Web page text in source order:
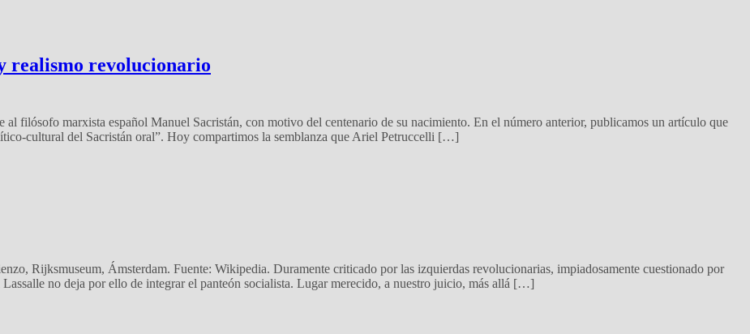
realismo revolucionario
filósofo marxista español Manuel Sacristán, con motivo del centenario de su nacimiento. En el número anterior, publicamos un artículo que
cultural del Sacristán oral”. Hoy compartimos la semblanza que Ariel Petruccelli […]
Rijksmuseum, Ámsterdam. Fuente: Wikipedia. Duramente criticado por las izquierdas revolucionarias, impiadosamente cuestionado por
no deja por ello de integrar el panteón socialista. Lugar merecido, a nuestro juicio, más allá […]